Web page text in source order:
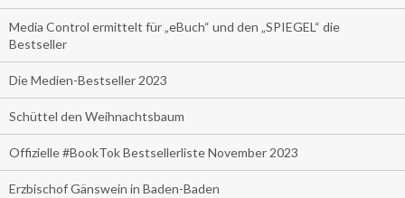
Media Control ermittelt für „eBuch“ und den „SPIEGEL“ die
Bestseller
Die Medien-Bestseller 2023
Schüttel den Weihnachtsbaum
Offizielle #BookTok Bestsellerliste November 2023
Erzbischof Gänswein in Baden-Baden